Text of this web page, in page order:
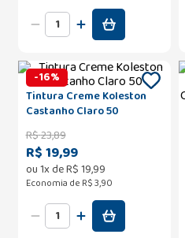
-16%
Tintura Creme Koleston
Castanho Claro 50
R$23,89
R$ 19,99
ou1x deR$19,99
Economia de R$ 3,90